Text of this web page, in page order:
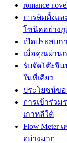
romance
การติดตั้งแล
โซนิคอย่างถู
เปิดประสบ
เมื่อคุณผ่านก
รับจัดโต๊ะจี
ในที่เดียว
ประโยชน์ขอ
การเข้าร่วม
เกาหลีใต้
Flow Meter
อย่างมาก